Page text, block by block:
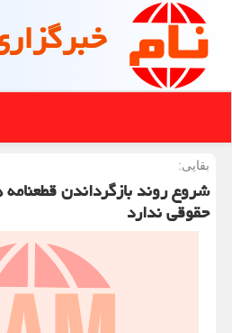
بقایی:
شروع روند بازگرداندن
حقوقی ندارد